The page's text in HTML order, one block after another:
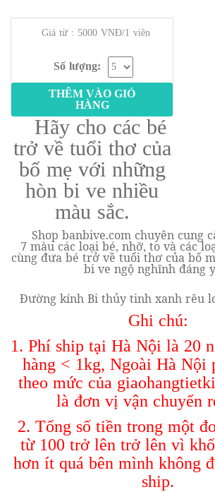
Giá từ : 5000 VNĐ/1 viên
Số lượng:
THÊM VÀO GIỎ
HÀNG
Hãy cho các bé
trở về tuổi thơ của
bố mẹ với những
hòn bi ve nhiều
màu sắc.
Shop banbive.com chuyên cung
7 màu các loại bé, nhỡ, to và các
cùng đưa bé trở về tuổi thơ của bố
bi ve ngộ nghĩnh đáng
Đường kính Bi thủy tinh xanh rêu
Ghi chú:
1. Phí ship tại Hà Nội là 20
hàng < 1kg, Ngoài Hà Nội
theo mức của
là đơn vị vận chuyển
2. Tổng số tiền trong một
từ 100 trở lên trở lên vì
hơn ít quá bên mình không
ship.